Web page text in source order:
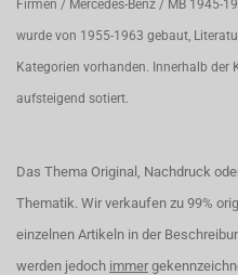
Firmen / Mercedes-Benz / MB 1945-
wurde von 1955-1963 gebaut,
Kategorien vorhanden. Innerhalb der
aufsteigend sotiert.
Das Thema Original, Nachdruck
Thematik. Wir verkaufen zu 99%
einzelnen Artikeln in der
werden jedoch immer